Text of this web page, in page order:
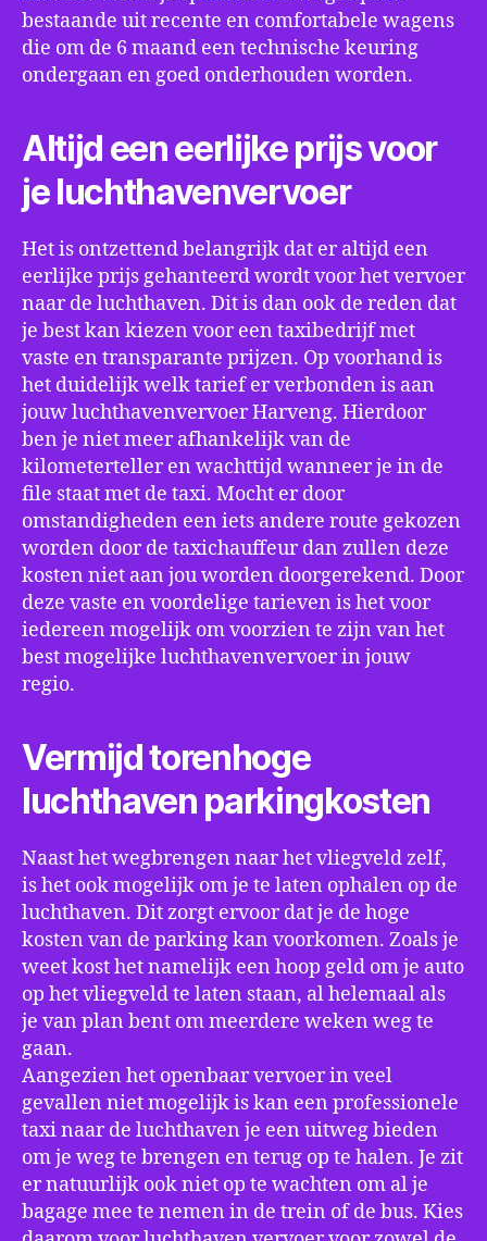
bestaande uit recente en comfortabele wagens
die om de 6 maand een technische keuring
ondergaan en goed onderhouden worden.
Altijd een eerlijke prijs voor
je luchthavenvervoer
Het is ontzettend belangrijk dat er altijd een
eerlijke prijs gehanteerd wordt voor het vervoer
naar de luchthaven. Dit is dan ook de reden dat
je best kan kiezen voor een taxibedrijf met
vaste en transparante prijzen. Op voorhand is
het duidelijk welk tarief er verbonden is aan
jouw luchthavenvervoer Harveng. Hierdoor
ben je niet meer afhankelijk van de
kilometerteller en wachttijd wanneer je in de
file staat met de taxi. Mocht er door
omstandigheden een iets andere route gekozen
worden door de taxichauffeur dan zullen deze
kosten niet aan jou worden doorgerekend. Door
deze vaste en voordelige tarieven is het voor
iedereen mogelijk om voorzien te zijn van het
best mogelijke luchthavenvervoer in jouw
regio.
Vermijd torenhoge
luchthaven parkingkosten
Naast het wegbrengen naar het vliegveld zelf,
is het ook mogelijk om je te laten ophalen op de
luchthaven. Dit zorgt ervoor dat je de hoge
kosten van de parking kan voorkomen. Zoals je
weet kost het namelijk een hoop geld om je auto
op het vliegveld te laten staan, al helemaal als
je van plan bent om meerdere weken weg te
gaan.
Aangezien het openbaar vervoer in veel
gevallen niet mogelijk is kan een professionele
taxi naar de luchthaven je een uitweg bieden
om je weg te brengen en terug op te halen. Je zit
er natuurlijk ook niet op te wachten om al je
bagage mee te nemen in de trein of de bus. Kies